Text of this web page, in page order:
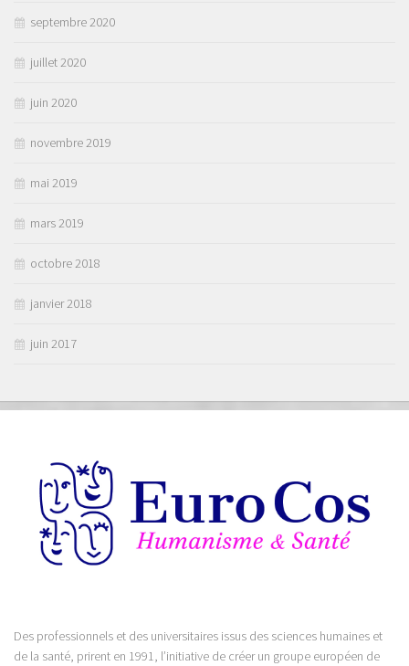
septembre 2020
juillet 2020
juin 2020
novembre 2019
mai 2019
mars 2019
octobre 2018
janvier 2018
juin 2017
Des professionnels et des universitaires issus des sciences humaines et
de la santé, prirent en 1991, l’initiative de créer un groupe européen de